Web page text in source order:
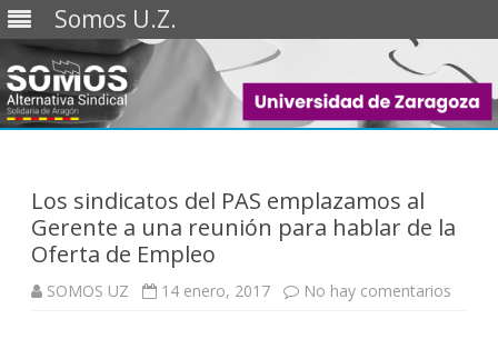
Somos U.Z.
Saltar
Los sindicatos del PAS emplazamos al
Gerente a una reunión para hablar de la
Oferta de Empleo
SOMOS UZ 14 enero, 2017 No hay comentarios